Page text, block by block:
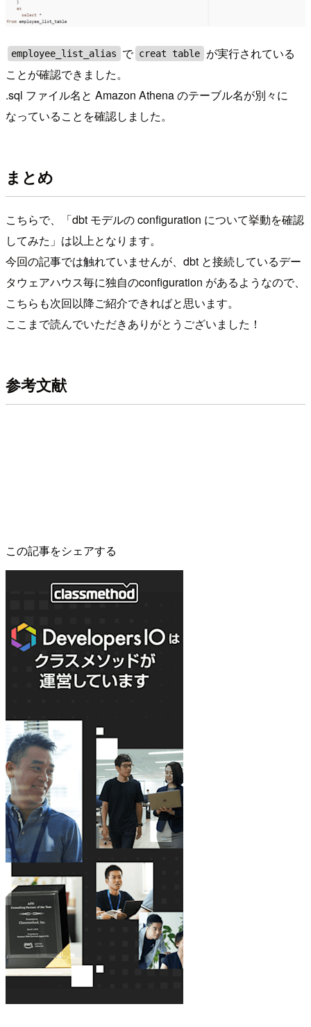
employee_list_alias で creat table
が実行されている
ことが確認できました。
.sql ファイル名と Amazon Athena のテーブル名が別々に
なっていることを確認しました。
まとめ
こちらで、「dbt モデルの configuration について挙動を確認
してみた」は以上となります。
今回の記事では触れていませんが、dbt と接続しているデー
タウェアハウス毎に独自のconfiguration があるようなので、
こちらも次回以降ご紹介できればと思います。
ここまで読んでいただきありがとうございました！
参考文献
この記事をシェアする